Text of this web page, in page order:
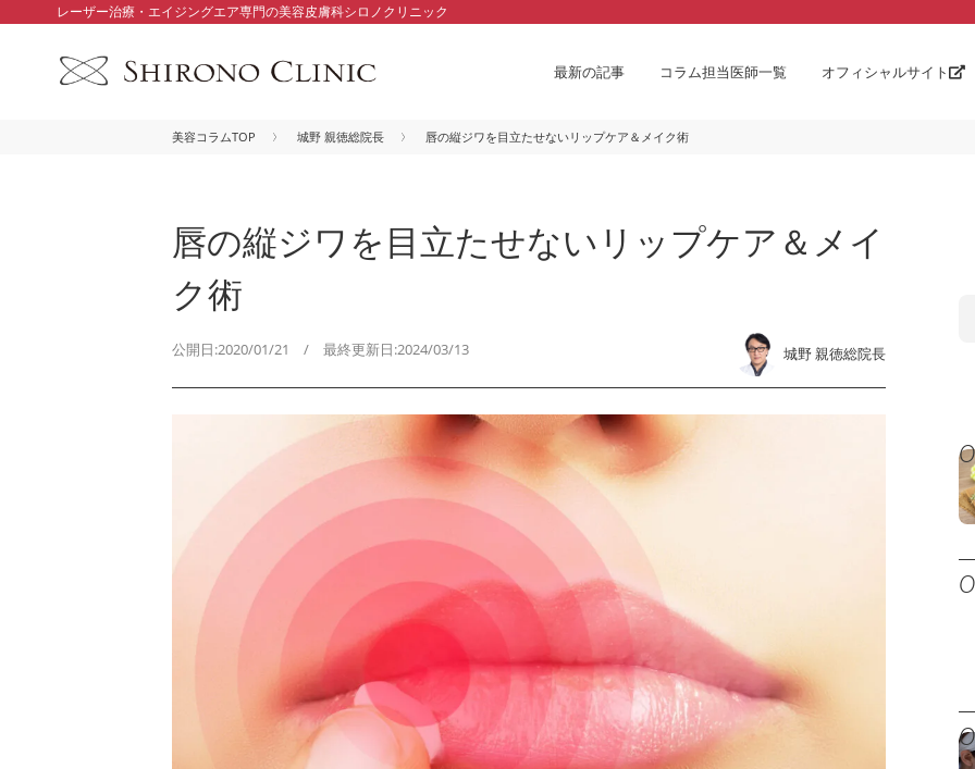
レーザー治療・エイジングエア専門の美容皮膚科シロノクリニック
最新の記事 コラム担当医師一覧 オフィシャルサイト
美容コラムTOP 城野 親徳総院長 唇の縦ジワを目立たせないリップケア＆メイク術
唇の縦ジワを目立たせないリップケア＆メイ
ク術
公開日:2020/01/21 / 最終更新日:2024/03/13 城野 親徳総院長